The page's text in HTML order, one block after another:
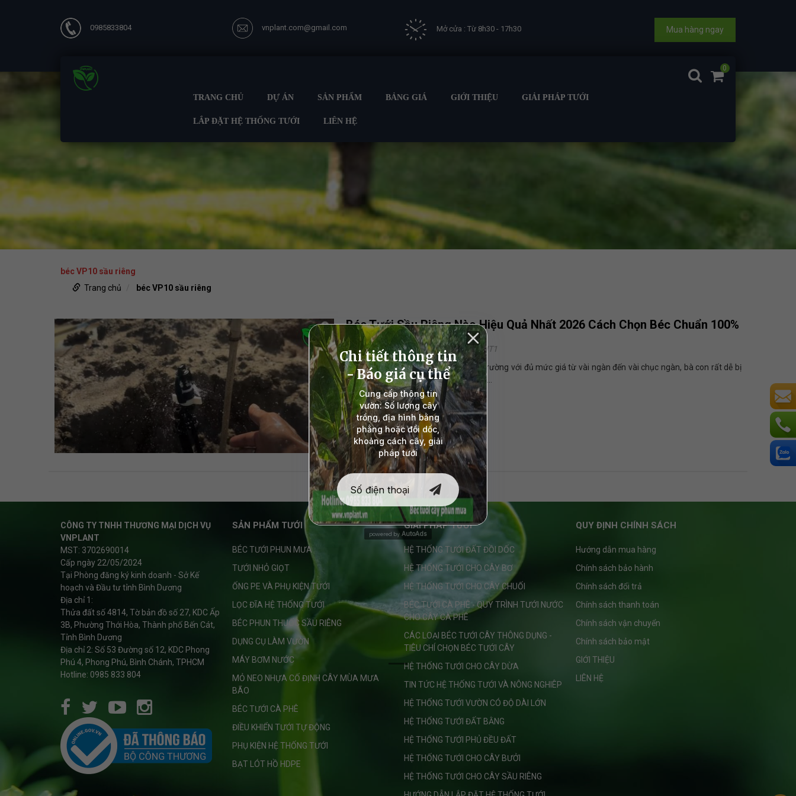
0985833804 vnplant.com@gmail.com Mở cửa : Từ 8h30 - 17h30 Mua hàng ngay
0
TRANG CHỦ DỰ ÁN SẢN PHẨM BẢNG GIÁ GIỚI THIỆU GIẢI PHÁP TƯỚI
LẮP ĐẶT HỆ THỐNG TƯỚI LIÊN HỆ
béc VP10 sầu riêng
Trang chủ
béc VP10 sầu riêng
Béc Tưới Sầu Riêng Nào Hiệu Quả Nhất 2026 Cách Chọn Béc Chuẩn 100%
15/04/2026 - 9:35 PM
VNPLANT1
Giữa hàng trăm loại béc tưới trên thị trường với đủ mức giá từ vài ngàn đến vài chục ngàn, bà con rất dễ bị
rối. Chọn béc quá rẻ thì mau hỏng, béc...
CÔNG TY TNHH THƯƠNG MẠI DỊCH VỤ
VNPLANT
MST: 3702690014
Cấp ngày 22/05/2024
Tại Phòng đăng ký kinh doanh - Sở Kế
hoạch và Đầu tư tỉnh Bình Dương
Địa chỉ 1:
Thửa đất số 4814, Tờ bản đồ số 27, KDC Ấp
3B, Phường Thới Hòa, Thành phố Bến Cát,
Tỉnh Bình Dương
Địa chỉ 2: Số 53 Đường số 12, KDC Phong
Phú 4, Phong Phú, Bình Chánh, TPHCM
Hotline: 0985 833 804
SẢN PHẨM TƯỚI
BÉC TƯỚI PHUN MƯA
TƯỚI NHỎ GIỌT
ỐNG PE VÀ PHỤ KIỆN TƯỚI
LỌC ĐĨA HỆ THỐNG TƯỚI
BÉC PHUN THUỐC SẦU RIÊNG
DỤNG CỤ LÀM VƯỜN
MÁY BƠM NƯỚC
MỎ NEO NHỰA CỐ ĐỊNH CÂY MÙA MƯA
BÃO
BÉC TƯỚI CÀ PHÊ
ĐIỀU KHIỂN TƯỚI TỰ ĐỘNG
PHỤ KIỆN HỆ THỐNG TƯỚI
BẠT LÓT HỒ HDPE
GIẢI PHÁP TƯỚI
HỆ THỐNG TƯỚI ĐẤT ĐỒI DỐC
HỆ THỐNG TƯỚI CHO CÂY BƠ
HỆ THỐNG TƯỚI CHO CÂY CHUỐI
BÉC TƯỚI CÀ PHÊ - QUY TRÌNH TƯỚI NƯỚC
CHO CÂY CÀ PHÊ
CÁC LOẠI BÉC TƯỚI CÂY THÔNG DỤNG -
TIÊU CHÍ CHỌN BÉC TƯỚI CÂY
HỆ THỐNG TƯỚI CHO CÂY DỪA
TIN TỨC HỆ THỐNG TƯỚI VÀ NÔNG NGHIÊP
HỆ THỐNG TƯỚI VƯỜN CÓ ĐỘ DÀI LỚN
HỆ THỐNG TƯỚI ĐẤT BẰNG
HỆ THỐNG TƯỚI PHỦ ĐỀU ĐẤT
HỆ THỐNG TƯỚI CHO CÂY BƯỞI
HỆ THỐNG TƯỚI CHO CÂY SẦU RIÊNG
QUY ĐỊNH CHÍNH SÁCH
Hướng dẫn mua hàng
Chính sách bảo hành
Chính sách đổi trả
Chính sách thanh toán
Chính sách vận chuyển
Chính sách bảo mật
GIỚI THIỆU
LIÊN HỆ
powered by AutoAds